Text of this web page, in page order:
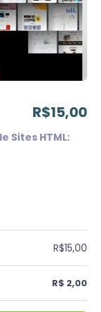
R$15,00
Sites HTML:
R$15,00
R$ 2,00